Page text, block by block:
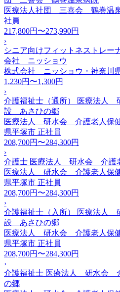
医療法人社団 三喜会 鶴巻温
社員
217,800円〜273,990円
›
シニア向けフィットネストレー
会社 ニッショウ
株式会社 ニッショウ・神奈川
1,230円〜1,300円
›
介護福祉士（通所） 医療法人
設 あさひの郷
医療法人 研水会 介護老人保
県平塚市 正社員
208,700円〜284,300円
›
介護士 医療法人 研水会 介護
医療法人 研水会 介護老人保
県平塚市 正社員
208,700円〜284,300円
›
介護福祉士（入所） 医療法人
設 あさひの郷
医療法人 研水会 介護老人保
県平塚市 正社員
208,700円〜284,300円
›
介護福祉士 医療法人 研水会
の郷